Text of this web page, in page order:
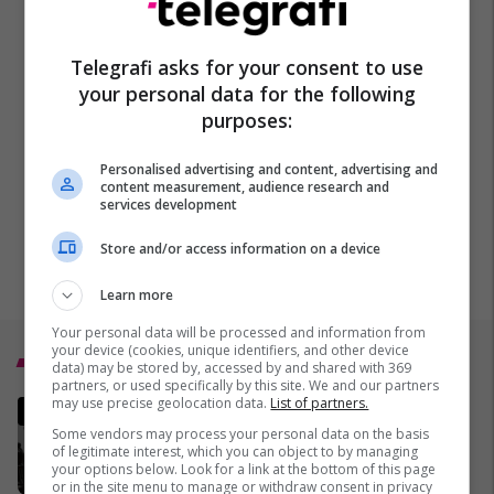
Top 5
MINUTË PAS MINUTE - A po
funksionon armëpushimi
SHBA-Iran?
02/04/2026
Telegrafi asks for your consent to use
your personal data for the following
purposes:
Personalised advertising and content, advertising and
content measurement, audience research and
services development
Store and/or access information on a device
Learn more
Your personal data will be processed and information from
your device (cookies, unique identifiers, and other device
data) may be stored by, accessed by and shared with 369
partners, or used specifically by this site. We and our partners
may use precise geolocation data. List of partners.
Some vendors may process your personal data on the basis
of legitimate interest, which you can object to by managing
your options below. Look for a link at the bottom of this page
or in the site menu to manage or withdraw consent in privacy